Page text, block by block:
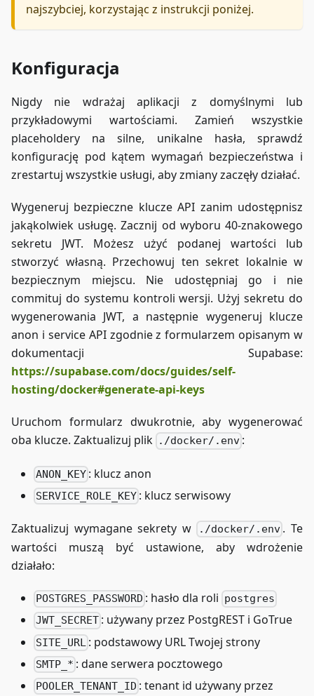
najszybciej, korzystając z instrukcji poniżej.
Konfiguracja
Nigdy nie wdrażaj aplikacji z domyślnymi lub
przykładowymi wartościami. Zamień wszystkie
placeholdery na silne, unikalne hasła, sprawdź
konfigurację pod kątem wymagań bezpieczeństwa i
zrestartuj wszystkie usługi, aby zmiany zaczęły działać.
Wygeneruj bezpieczne klucze API zanim udostępnisz
jakąkolwiek usługę. Zacznij od wyboru 40-znakowego
sekretu JWT. Możesz użyć podanej wartości lub
stworzyć własną. Przechowuj ten sekret lokalnie w
bezpiecznym miejscu. Nie udostępniaj go i nie
commituj do systemu kontroli wersji. Użyj sekretu do
wygenerowania JWT, a następnie wygeneruj klucze
anon i service API zgodnie z formularzem opisanym w
dokumentacji Supabase:
https://supabase.com/docs/guides/self-
hosting/docker#generate-api-keys
Uruchom formularz dwukrotnie, aby wygenerować
oba klucze. Zaktualizuj plik ./docker/.env :
ANON_KEY : klucz anon
SERVICE_ROLE_KEY : klucz serwisowy
Zaktualizuj wymagane sekrety w ./docker/.env . Te
wartości muszą być ustawione, aby wdrożenie
działało:
POSTGRES_PASSWORD : hasło dla roli postgres
JWT_SECRET : używany przez PostgREST i GoTrue
SITE_URL : podstawowy URL Twojej strony
SMTP_* : dane serwera pocztowego
POOLER_TENANT_ID : tenant id używany przez